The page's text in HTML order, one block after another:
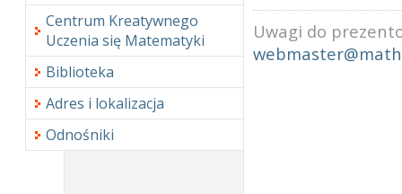
Centrum Kreatywnego
Uczenia się Matematyki
Biblioteka
Adres i lokalizacja
Odnośniki
Uwagi do